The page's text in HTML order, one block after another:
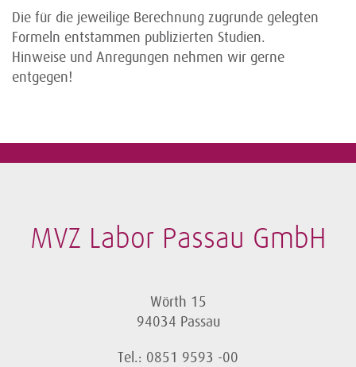
Die für die jeweilige Berechnung zugrunde gelegten
Formeln entstammen publizierten Studien.
Hinweise und Anregungen nehmen wir gerne
entgegen!
MVZ Labor Passau GmbH
Wörth 15
94034 Passau
Tel.: 0851 9593 -00